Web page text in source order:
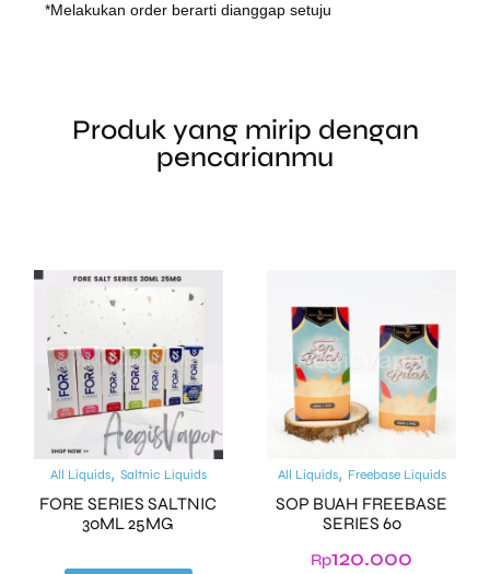
*Melakukan order berarti dianggap setuju
Produk yang mirip dengan
pencarianmu
All Liquids, Saltnic Liquids
FORE SERIES SALTNIC
30ML 25MG
All Liquids, Freebase Liquids
SOP BUAH FREEBASE
SERIES 60
Rp120.000